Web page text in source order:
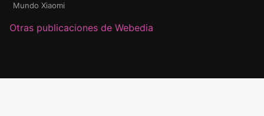
Mundo Xiaomi
Otras publicaciones de Webedia